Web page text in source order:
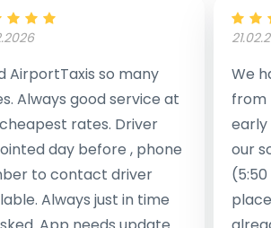
AirportTaxis so many
Always good service at
rates. Driver
day before , phone
to contact driver
Always just in time
We
from
early
our